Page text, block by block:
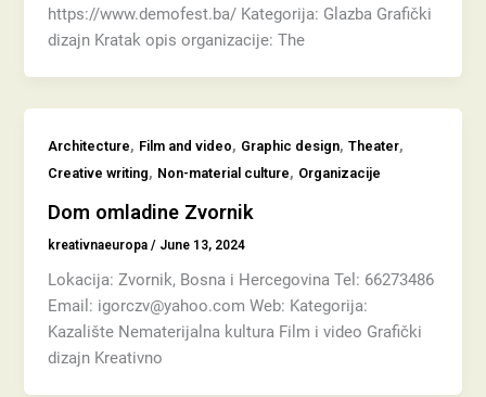
https://www.demofest.ba/ Kategorija: Glazba Grafički
dizajn Kratak opis organizacije: The
Architecture, Film and video, Graphic design,Theater,
Creative writing, Non-material culture, Organizacije
Dom omladine Zvornik
kreativnaeuropa/ June 13, 2024
Lokacija: Zvornik, Bosna i Hercegovina Tel: 66273486
Email: igorczv@yahoo.com Web: Kategorija:
Kazalište Nematerijalna kultura Film i video Grafički
dizajn Kreativno